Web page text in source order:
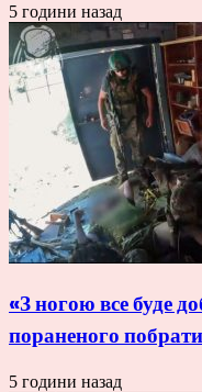
5 години назад
«З ногою все буде
пораненого
5 години назад